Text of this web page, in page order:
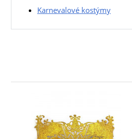
Karnevalové kostýmy